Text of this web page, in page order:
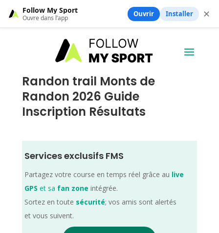
Randon trail Monts de
Randon 2026 Guide
Inscription Résultats
Services exclusifs FMS
Partagez votre course en temps réel grâce au live
GPS et sa fan zone intégrée.
Sortez en toute sécurité; vos amis sont alertés
et vous suivent.
Follow My Sport
Ouvre dans l’app Ouvrir Installer ✕